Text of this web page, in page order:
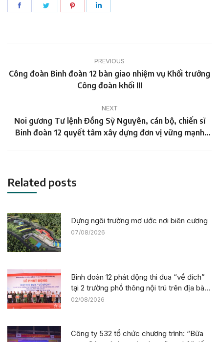
Share
Share
Share
navigation
PREVIOUS
Previous
post:
Công đoàn Binh đoàn 12 bàn giao nhiệm vụ Khối trưởng
Công đoàn khối III
NEXT
Next
post:
Noi gương Tư lệnh Đồng Sỹ Nguyên, cán bộ, chiến sĩ
Binh đoàn 12 quyết tâm xây dựng đơn vị vững mạnh
Related posts
Dựng ngôi trường mơ ước nơi biên cương
07/08/2026
Binh đoàn 12 phát động thi đua “về đích”
tại 2 trường phổ thông nội trú trên địa bàn
tỉnh Lào Cai
02/08/2026
Công ty 532 tổ chức chương trình: “Bữa